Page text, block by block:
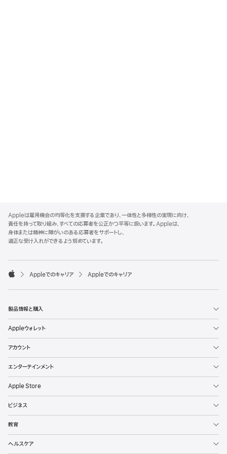
p
p
l
e
o
t
Appleは雇用機会の均等化を支援する企業であり、一体性と多様性の実現に向け、
責任を持って取り組み、すべての応募者を公正かつ平等に扱います。Appleは、
身体または精神に障がいのある応募者をサポートし、
適正な受け入れができるよう努めています。

p
l
Appleでのキャリア Appleでのキャリア
製品情報と購入
Appleウォレット
アカウント
エンターテインメント
Apple Store
ビジネス
教育
ヘルスケア